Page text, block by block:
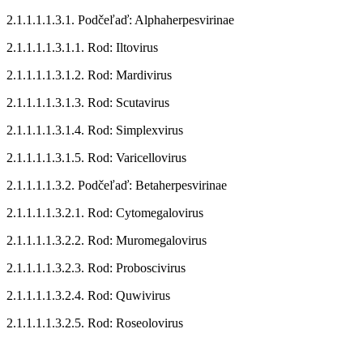
2.1.1.1.1.3.1. Podčeľaď: Alphaherpesvirinae
2.1.1.1.1.3.1.1. Rod: Iltovirus
2.1.1.1.1.3.1.2. Rod: Mardivirus
2.1.1.1.1.3.1.3. Rod: Scutavirus
2.1.1.1.1.3.1.4. Rod: Simplexvirus
2.1.1.1.1.3.1.5. Rod: Varicellovirus
2.1.1.1.1.3.2. Podčeľaď: Betaherpesvirinae
2.1.1.1.1.3.2.1. Rod: Cytomegalovirus
2.1.1.1.1.3.2.2. Rod: Muromegalovirus
2.1.1.1.1.3.2.3. Rod: Proboscivirus
2.1.1.1.1.3.2.4. Rod: Quwivirus
2.1.1.1.1.3.2.5. Rod: Roseolovirus